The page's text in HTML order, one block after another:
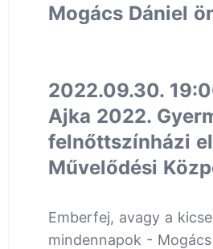
Mogács Dániel
2022.09.30.
Ajka 2022.
felnőttszínházi
Művelődési
Emberfej, avagy a
mindennapok -